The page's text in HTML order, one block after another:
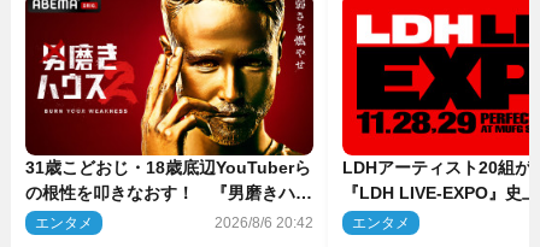
31歳こどおじ・18歳底辺YouTuberら
の根性を叩きなおす！ 『男磨きハウ
ス』第2弾コーチ陣発表
エンタメ 2026/8/6 20:42
LDHアーティスト20組
『LDH LIVE‐EXPO』史
技場で開催決定
エンタメ